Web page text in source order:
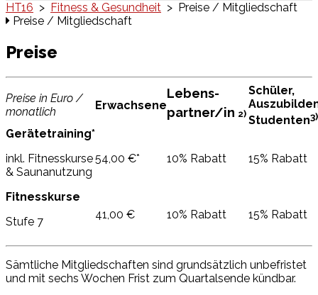
HT16 > Fitness & Gesundheit > Preise / Mitgliedschaft
Preise / Mitgliedschaft
Preise
Preise in Euro /
monatlich
Erwachsene
Lebens-
partner/in 2)
Schüler,
Studenten3)
Gerätetraining*
inkl. Fitnesskurse
& Saunanutzung
54,00 €* 10% Rabatt 15% Rabatt
Fitnesskurse
Stufe 7
41,00 € 10% Rabatt 15% Rabatt
Sämtliche Mitgliedschaften sind grundsätzlich unbefristet
und mit sechs Wochen Frist zum Quartalsende kündbar.